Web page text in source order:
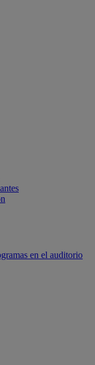
en el auditorio